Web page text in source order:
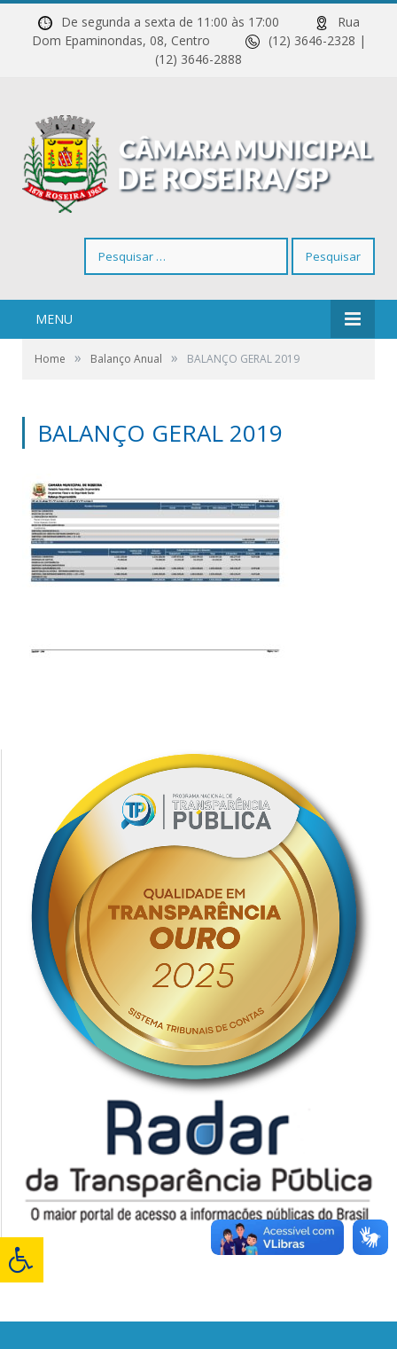
De segunda a sexta de 11:00 às 17:00
Rua
Dom Epaminondas, 08, Centro
(12) 3646-2328 |
(12) 3646-2888
por:
MENU
Home » Balanço Anual » BALANÇO GERAL 2019
BALANÇO GERAL 2019